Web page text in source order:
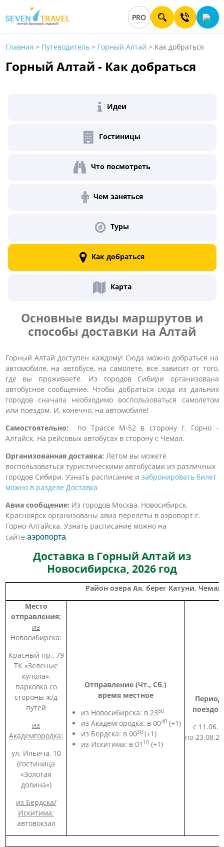
PRO
Главная > Путеводитель> Горный Алтай > Как добраться
Горный Алтай - Как добраться
Идеи
Гостиницы
Что посмотреть
Чем заняться
Туры
Как добраться
Карта
Основные виды маршрутов и
способы доставки на Алтай
Горный Алтай доступен каждому! Сюда можно добраться на
автомобиле, на автобусе, на самолете, все зависит от того,
где вы проживаете. Из городов Сибири организована
автобусное сообщение. Чтобы добраться сюда из дальних
городов сначала необходимо воспользоваться самолетом
или поездом. И, конечно, на автомобиле!
Самостоятельно: по Трассе М-52 в сторону г. Горно -
Алтайск. На рейсовых автобусах в сторону с Чемал.
Организованная доставка: Летом вы можете
воспользоваться туристическими автобусами из различных
городов Сибири. Узнать расписание и забронировать билет
можно в разделе Доставка
Авиа сообщение: Из городов Москва, Новосибирск,
Красноярск организованы авиа перелеты в аэропорт г.
Горно-Алтайска. Узнать расписание можно на
сайте аэропорта
Доставка в Горный Алтай из
Новосибирска, 2026 год
Район озера Ая, берег Катуни, Чемал
Место
отправления:
из
Новосибирска:
Красный пр., 79
ТК «Зеленые
купола»,
парковка со
стороны ж/д
путей
из
Академгородка:
ул. Ильича, 10
(гостиница
«Золотая
долина»)
из Бердска/
Искитима:
автовокзал
Отправление (Чт., Сб.)
время местное
из Новосибирска: в 2350
из Академгородка: в 0040(+1)
из Бердска: в 0050 (+1)
из Искитима: в 01 10(+1)
Период
с
по 23.08.26